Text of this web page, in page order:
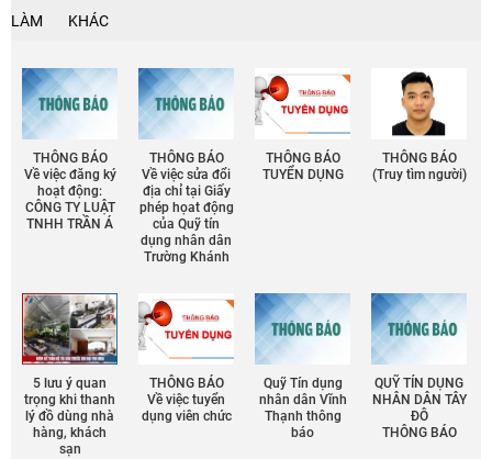
LÀM KHÁC
THÔNG BÁO
Về việc đăng ký
hoạt động:
CÔNG TY LUẬT
TNHH TRẦN Á
THÔNG BÁO
Về việc sửa đổi
địa chỉ tại Giấy
phép họat động
của Quỹ tín
dụng nhân dân
Trường Khánh
THÔNG BÁO
TUYỂN DỤNG
THÔNG BÁO
(Truy tìm người)
5 lưu ý quan
trọng khi thanh
lý đồ dùng nhà
hàng, khách
sạn
THÔNG BÁO
Về việc tuyển
dụng viên chức
Quỹ Tín dụng
nhân dân Vĩnh
Thạnh thông
báo
QUỸ TÍN DỤNG
NHÂN DÂN TÂY
ĐÔ
THÔNG BÁO